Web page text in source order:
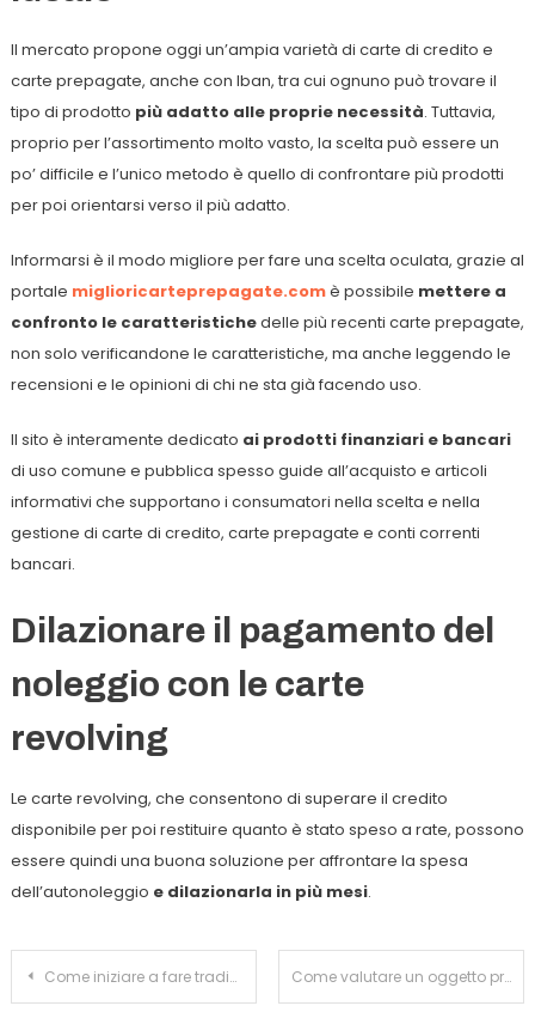
Il mercato propone oggi un’ampia varietà di carte di credito e
carte prepagate, anche con Iban, tra cui ognuno può trovare il
tipo di prodotto più adatto alle proprie necessità. Tuttavia,
proprio per l’assortimento molto vasto, la scelta può essere un
po’ difficile e l’unico metodo è quello di confrontare più prodotti
per poi orientarsi verso il più adatto.
Informarsi è il modo migliore per fare una scelta oculata, grazie al
portale miglioricarteprepagate.comè possibile mettere a
confronto le caratteristichedelle più recenti carte prepagate,
non solo verificandone le caratteristiche, ma anche leggendo le
recensioni e le opinioni di chi ne sta già facendo uso.
Il sito è interamente dedicato ai prodotti finanziari e bancari
di uso comune e pubblica spesso guide all’acquisto e articoli
informativi che supportano i consumatori nella scelta e nella
gestione di carte di credito, carte prepagate e conti correnti
bancari.
Dilazionare il pagamento del
noleggio con le carte
revolving
Le carte revolving, che consentono di superare il credito
disponibile per poi restituire quanto è stato speso a rate, possono
essere quindi una buona soluzione per affrontare la spesa
dell’autonoleggio e dilazionarla in più mesi.
Navigazione
Come iniziare a fare trading online in modo sicuro Come valutare un oggetto prezioso